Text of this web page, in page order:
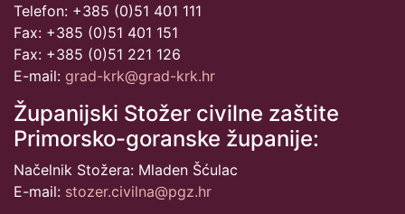
Telefon: +385 (0)51 401 111
Fax: +385 (0)51 401 151
Fax: +385 (0)51 221 126
E-mail: grad-krk@grad-krk.hr
Županijski Stožer civilne zaštite
Primorsko-goranske županije:
Načelnik Stožera: Mladen Šćulac
E-mail: stozer.civilna@pgz.hr